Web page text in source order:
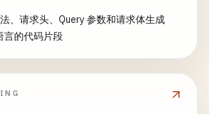
、请求头、Query 参数和请求体生成
言的代码片段